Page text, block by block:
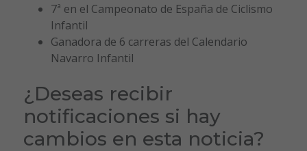
7ª en el Campeonato de España de Ciclismo
Infantil
Ganadora de 6 carreras del Calendario
Navarro Infantil
¿Deseas recibir
notificaciones si hay
cambios en esta noticia?